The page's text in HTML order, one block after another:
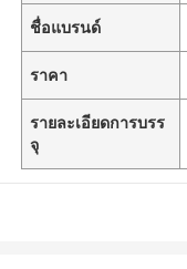
ชื่อแบรนด์
ราคา
รายละเอียดการบรร
จุ